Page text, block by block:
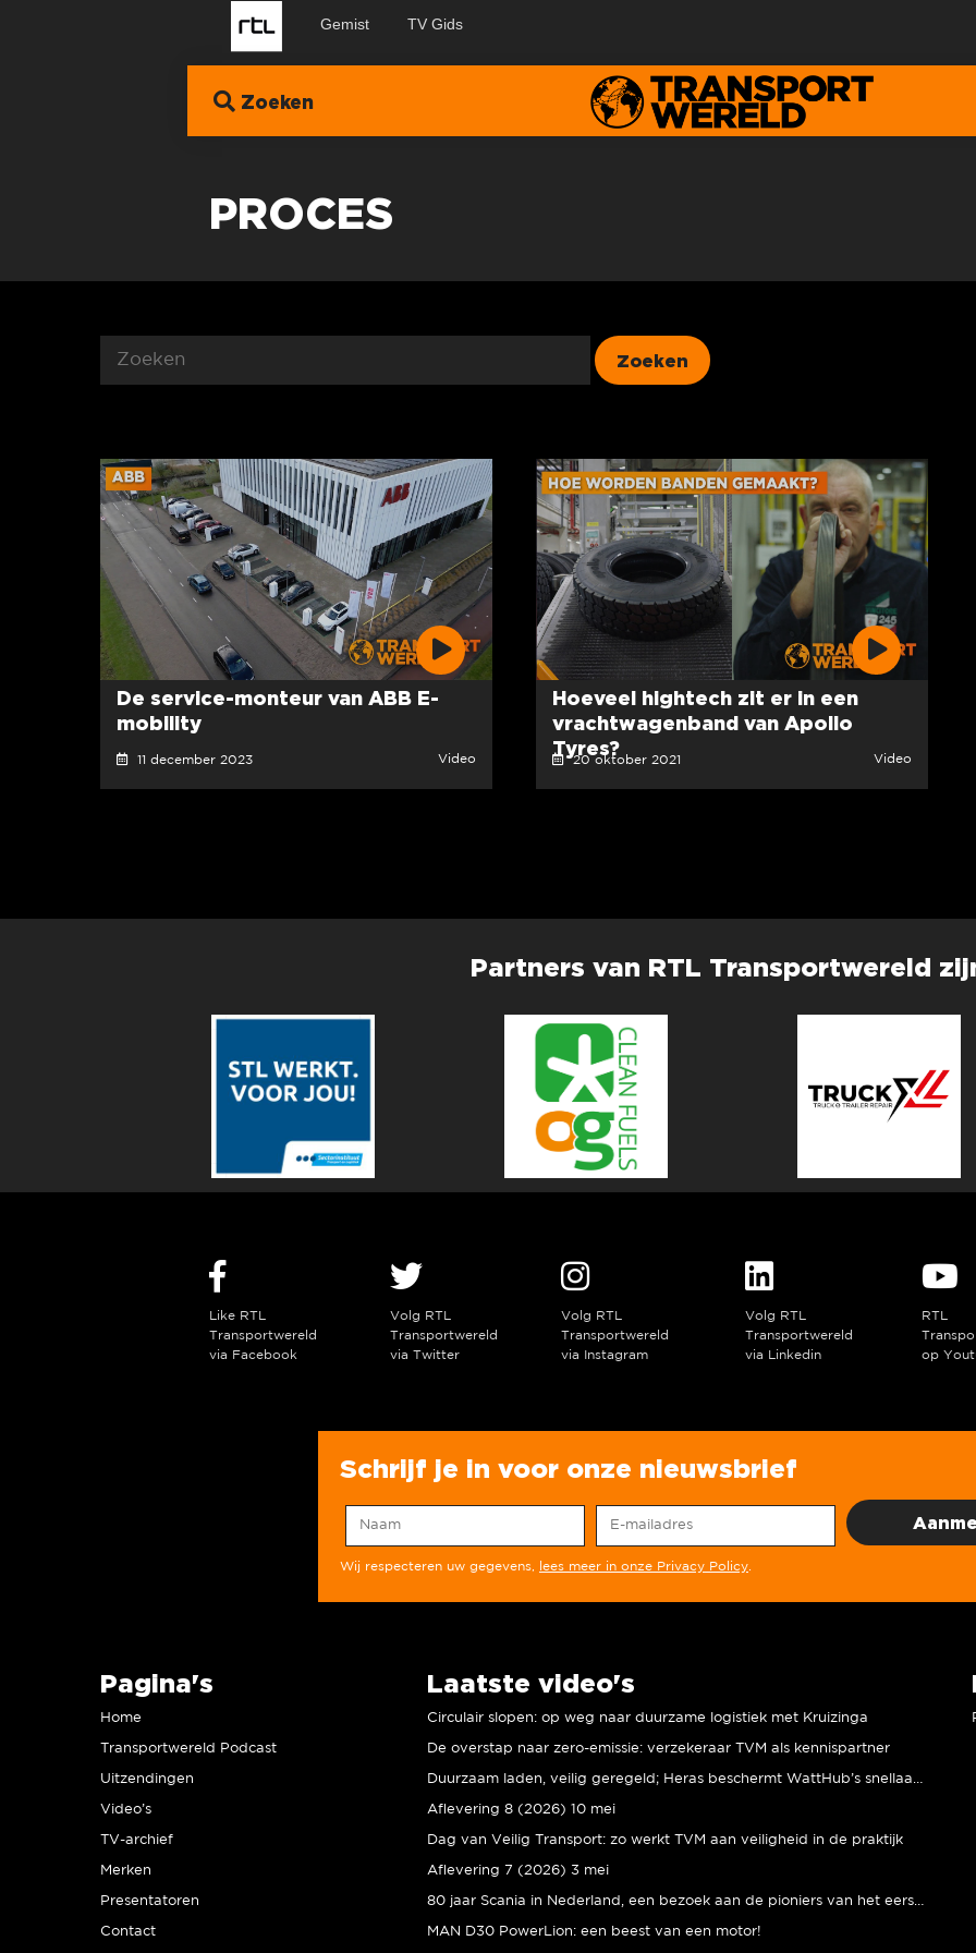
Gemist TV Gids
Zoeken
PROCES
De service-monteur van ABB E-
mobility
11 december 2023 Video
Hoeveel hightech zit er in een
vrachtwagenband van Apollo
Tyres?
20 oktober 2021 Video
Partners van RTL Transportwereld
Like RTL
Transportwereld
via Facebook
Volg RTL
Transportwereld
via Twitter
Volg RTL
Transportwereld
via Instagram
Volg RTL
Transportwereld
via Linkedin
RTL
op
Schrijf je in voor onze nieuwsbrief
Wij respecteren uw gegevens, lees meer in onze Privacy Policy
Pagina's
Home
Transportwereld Podcast
Uitzendingen
Video’s
TV-archief
Merken
Presentatoren
Contact
Laatste video's
Circulair slopen: op weg naar duurzame logistiek met Kruizinga
De overstap naar zero-emissie: verzekeraar TVM als kennispartner
Aflevering 8 (2026) 10 mei
Dag van Veilig Transport: zo werkt TVM aan veiligheid in de praktijk
Aflevering 7 (2026) 3 mei
MAN D30 PowerLion: een beest van een motor!